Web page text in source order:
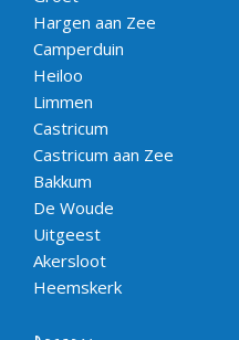
Hargen aan Zee
Camperduin
Heiloo
Limmen
Castricum
Castricum aan Zee
Bakkum
De Woude
Uitgeest
Akersloot
Heemskerk